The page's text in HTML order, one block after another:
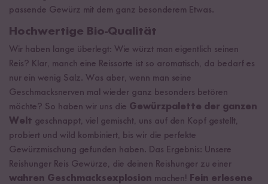
passende Gewürz mit dem ganz besonderem Etwas.
Hochwertige Bio-Qualität
Wir haben lange überlegt: Wie würzt man eigentlich seinen
Reis? Klar, manch eine Reissorte ist so aromatisch, da bedarf es
nur ein wenig Salz. Was aber, wenn man seine
Geschmacksnerven mal wieder ganz besonders betören
möchte? So haben wir uns die Gewürzpalette der ganzen
Welt geschnappt, viel gemischt, uns auf den Kopf gestellt,
probiert und wild kombiniert, bis wir die perfekte
Gewürzmischung gefunden haben. Das Ergebnis: Unsere
Reishunger Reis Gewürze, die deinen Reishunger zu einer
wahren Geschmacksexplosion machen!
Fein erlesene